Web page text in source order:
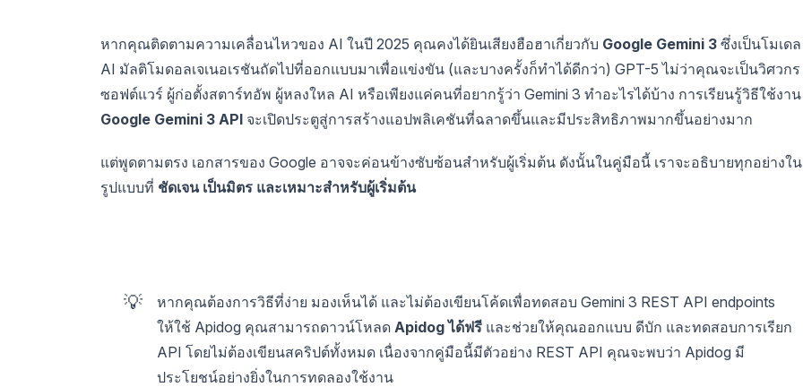
หากคุณติดตามความเคลื่อนไหวของ AI ในปี 2025 คุณคงได้ยินเสียงฮือฮาเกี่ยวกับ Google Gemini 3 ซึ่งเป็นโมเดล
AI มัลติโมดอลเจเนอเรชันถัดไปที่ออกแบบมาเพื่อแข่งขัน (และบางครั้งก็ทำได้ดีกว่า) GPT-5 ไม่ว่าคุณจะเป็นวิศวกร
ซอฟต์แวร์ ผู้ก่อตั้งสตาร์ทอัพ ผู้หลงใหล AI หรือเพียงแค่คนที่อยากรู้ว่า Gemini 3 ทำอะไรได้บ้าง การเรียนรู้วิธีใช้งาน
Google Gemini 3 API จะเปิดประตูสู่การสร้างแอปพลิเคชันที่ฉลาดขึ้นและมีประสิทธิภาพมากขึ้นอย่างมาก
แต่พูดตามตรง เอกสารของ Google อาจจะค่อนข้างซับซ้อนสำหรับผู้เริ่มต้น ดังนั้นในคู่มือนี้ เราจะอธิบายทุกอย่างใน
รูปแบบที่ ชัดเจน เป็นมิตร และเหมาะสำหรับผู้เริ่มต้น
💡
หากคุณต้องการวิธีที่ง่าย มองเห็นได้ และไม่ต้องเขียนโค้ดเพื่อทดสอบ Gemini 3 REST API endpoints
ให้ใช้ Apidog คุณสามารถดาวน์โหลด Apidog ได้ฟรี และช่วยให้คุณออกแบบ ดีบัก และทดสอบการเรียก
API โดยไม่ต้องเขียนสคริปต์ทั้งหมด เนื่องจากคู่มือนี้มีตัวอย่าง REST API คุณจะพบว่า Apidog มี
ประโยชน์อย่างยิ่งในการทดลองใช้งาน